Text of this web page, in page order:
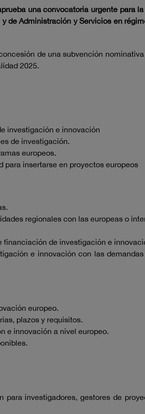
una convocatoria urgente para
de Administración y Servicios en
de una subvención
2025.
investigación e innovación
de investigación.
europeos.
insertarse en proyectos europeos
regionales con las europeas o
financiación de investigación e
e innovación con las
europeo.
plazos y requisitos.
e innovación a nivel europeo.
investigadores, gestores de